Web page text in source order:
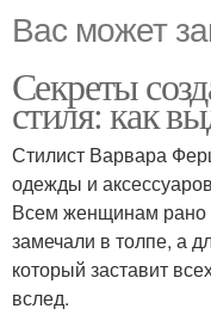
Вас может
Секреты
стиля: как
Стилист Варвара
одежды и
Всем женщинам рано
замечали в толпе, а
который заставит
вслед.